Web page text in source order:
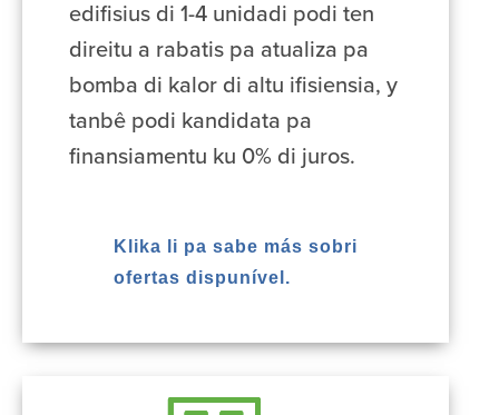
edifisius di 1-4 unidadi podi ten
direitu a rabatis pa atualiza pa
bomba di kalor di altu ifisiensia, y
tanbê podi kandidata pa
finansiamentu ku 0% di juros.
Klika li pa sabe más sobri
ofertas dispunível.